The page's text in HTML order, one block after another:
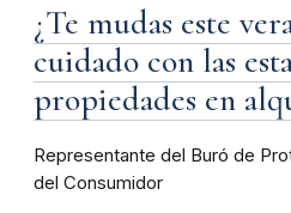
¿Te mudas este
cuidado con las
propiedades en
Representante del Buró de
del Consumidor